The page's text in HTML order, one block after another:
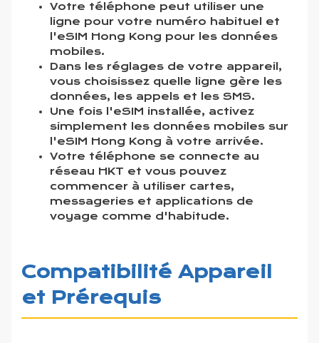
Votre téléphone peut utiliser une
ligne pour votre numéro habituel et
l'eSIM Hong Kong pour les données
mobiles.
Dans les réglages de votre appareil,
vous choisissez quelle ligne gère les
données, les appels et les SMS.
Une fois l'eSIM installée, activez
simplement les données mobiles sur
l'eSIM Hong Kong à votre arrivée.
Votre téléphone se connecte au
réseau HKT et vous pouvez
commencer à utiliser cartes,
messageries et applications de
voyage comme d'habitude.
Compatibilité Appareil
et Prérequis